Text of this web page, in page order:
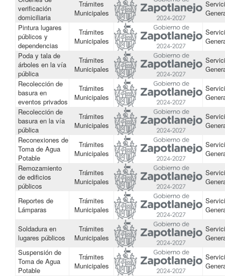
verificación
domiciliaria
Trámites
Municipales
Pintura lugares
públicos y
dependencias
Trámites
Municipales
Poda y tala de
árboles en la vía
pública
Trámites
Municipales
Recolección de
basura en
eventos privados
Trámites
Municipales
Recolección de
basura en la vía
pública
Trámites
Municipales
Reconexiones de
Toma de Agua
Potable
Trámites
Municipales
Remozamiento
de edificios
públicos
Trámites
Municipales
Reportes de
Lámparas
Trámites
Municipales
Soldadura en
lugares públicos
Trámites
Municipales
Suspensión de
Toma de Agua
Potable
Trámites
Municipales